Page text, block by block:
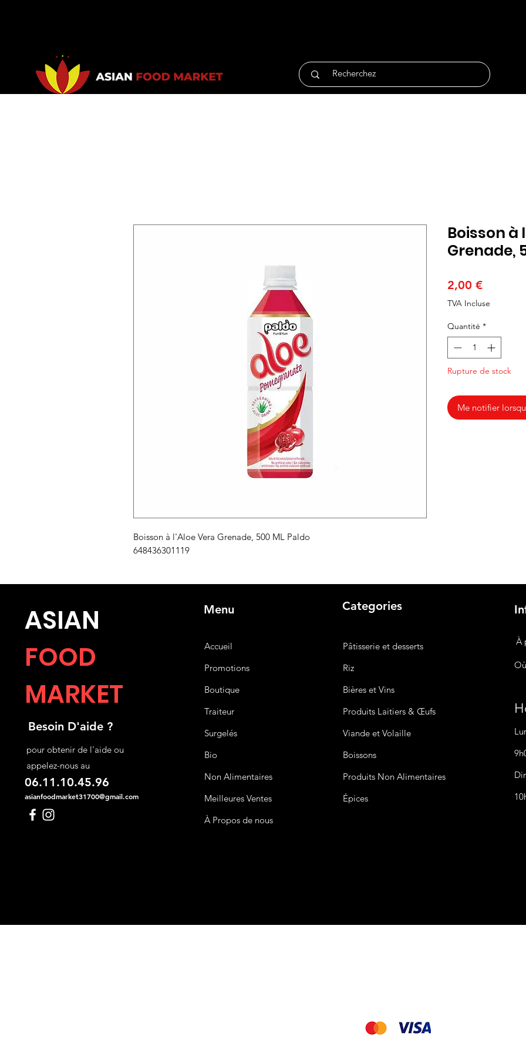
Boisson à l'Aloe Vera Grenade, 500 ML Paldo
648436301119
Boisson à
Grenade,
2,00 €Prix
TVA Incluse
Quantité *
Rupture de stock
Me notifier
ASIAN
FOOD
MARKET
Besoin D'aide ?
pour obtenir de l'aide ou
appelez-nous au
06.11.10.45.96
asianfoodmarket31700@gmail.com
Menu
Accueil
Promotions
Boutique
Traiteur
Surgelés
Bio
Non Alimentaires
Meilleures Ventes
À Propos de nous
Categories
Pâtisserie et desserts
Riz
Bièreset Vins
Produits Laitiers & Œufs
Viande et Volaille
Boissons
Produits Non Alimentaires
Épices
À